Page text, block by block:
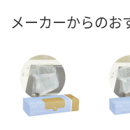
メーカーからのお